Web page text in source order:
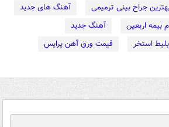
جراح بینی ترمیمی
آهنگ های جدید
بیمه اربعین
آهنگ جدید
استخر
قیمت ورق آهن پرایس